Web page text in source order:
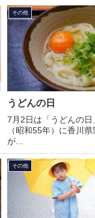
その他
うどんの日
7月2日は「うどんの
（昭和55年）に香川
が...
その他